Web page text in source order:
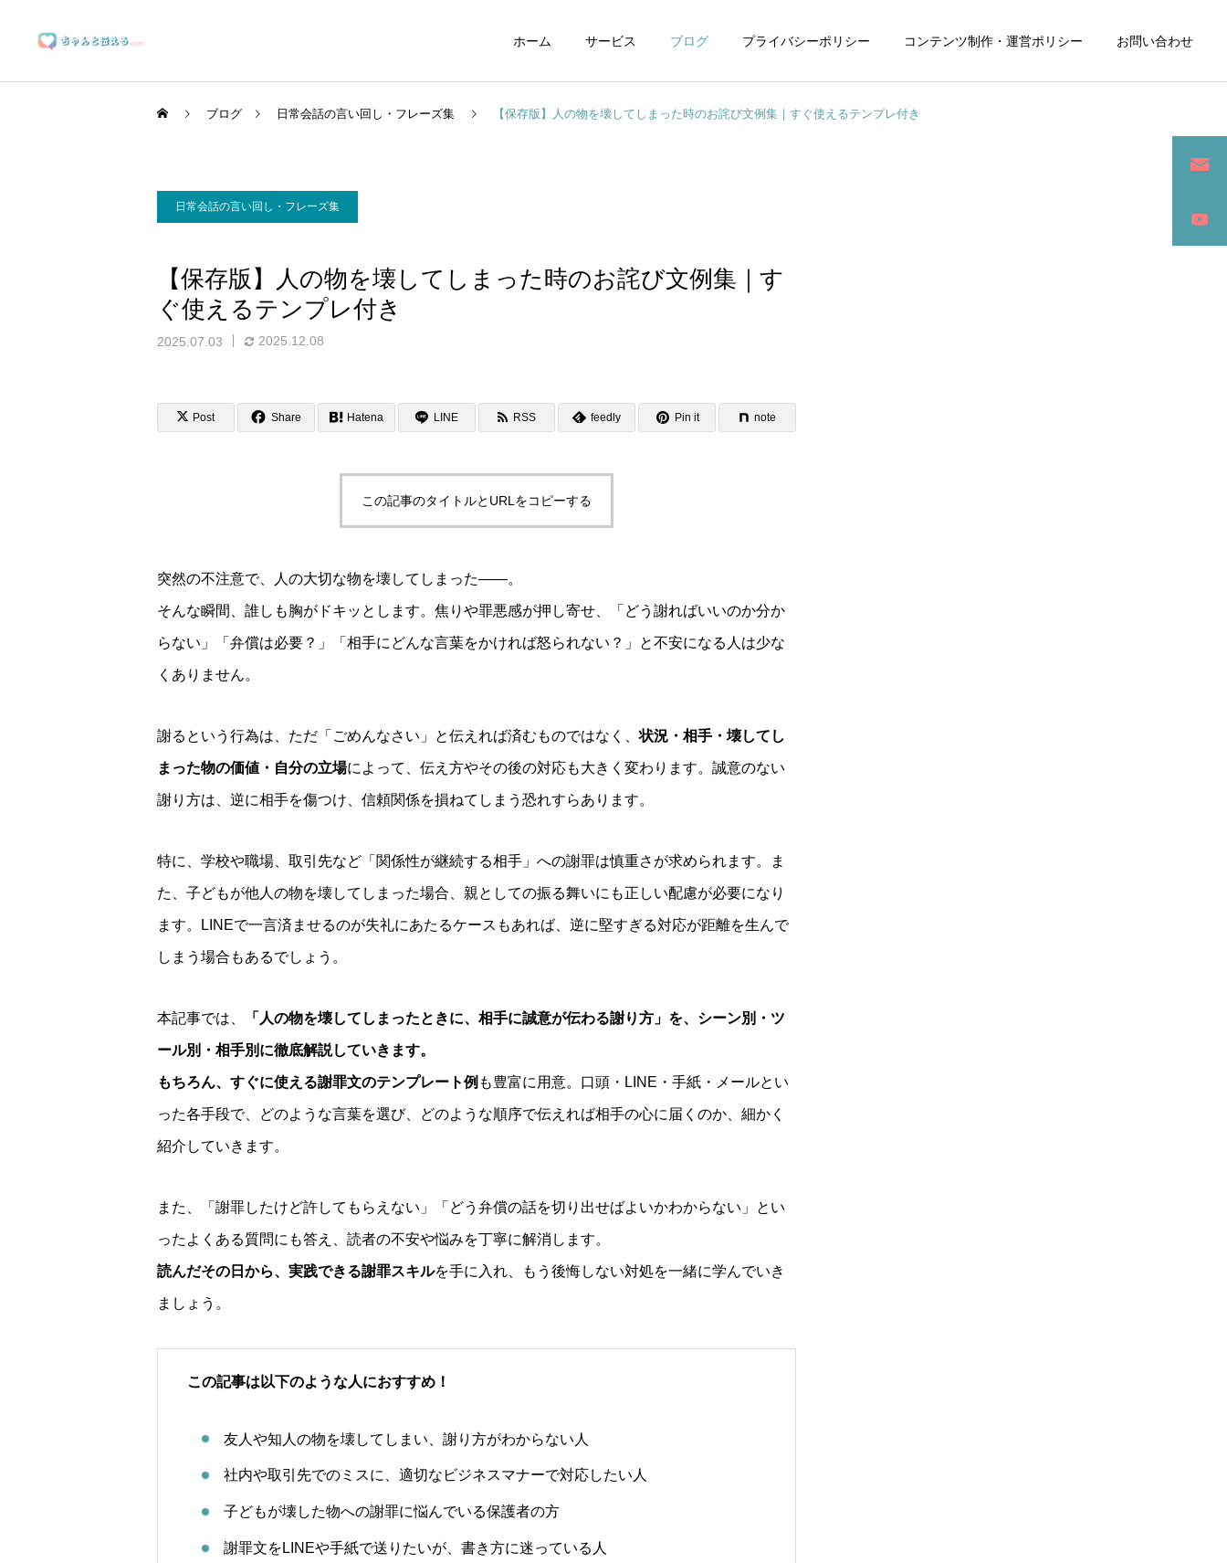
ホーム サービス ブログ プライバシーポリシー コンテンツ制作・運営ポリシー お問い合わせ
ブランディングサポート
マーケティングサポート
ブログ 日常会話の言い回し・フレーズ集 【保存版】人の物を壊してしまった時のお詫び文例集｜すぐ使えるテンプレ付き
日常会話の言い回し・フレーズ集
【保存版】人の物を壊してしまった時のお詫び文例集｜す
ぐ使えるテンプレ付き
2025.07.03 2025.12.08
Post Share Hatena LINE RSS feedly Pin it note
この記事のタイトルとURLをコピーする
突然の不注意で、人の大切な物を壊してしまった——。
そんな瞬間、誰しも胸がドキッとします。焦りや罪悪感が押し寄せ、「どう謝ればいいのか分か
らない」「弁償は必要？」「相手にどんな言葉をかければ怒られない？」と不安になる人は少な
くありません。
謝るという行為は、ただ「ごめんなさい」と伝えれば済むものではなく、状況・相手・壊してし
まった物の価値・自分の立場によって、伝え方やその後の対応も大きく変わります。誠意のない
謝り方は、逆に相手を傷つけ、信頼関係を損ねてしまう恐れすらあります。
特に、学校や職場、取引先など「関係性が継続する相手」への謝罪は慎重さが求められます。ま
た、子どもが他人の物を壊してしまった場合、親としての振る舞いにも正しい配慮が必要になり
ます。LINEで一言済ませるのが失礼にあたるケースもあれば、逆に堅すぎる対応が距離を生んで
しまう場合もあるでしょう。
本記事では、 「人の物を壊してしまったときに、相手に誠意が伝わる謝り方」を、シーン別・ツ
ール別・相手別に徹底解説していきます。
もちろん、すぐに使える謝罪文のテンプレート例 も豊富に用意。口頭・LINE・手紙・メールとい
った各手段で、どのような言葉を選び、どのような順序で伝えれば相手の心に届くのか、細かく
紹介していきます。
また、「謝罪したけど許してもらえない」「どう弁償の話を切り出せばよいかわからない」とい
ったよくある質問にも答え、読者の不安や悩みを丁寧に解消します。
読んだその日から、実践できる謝罪スキルを手に入れ、もう後悔しない対処を一緒に学んでいき
ましょう。
この記事は以下のような人におすすめ！
友人や知人の物を壊してしまい、謝り方がわからない人
社内や取引先でのミスに、適切なビジネスマナーで対応したい人
子どもが壊した物への謝罪に悩んでいる保護者の方
謝罪文をLINEや手紙で送りたいが、書き方に迷っている人